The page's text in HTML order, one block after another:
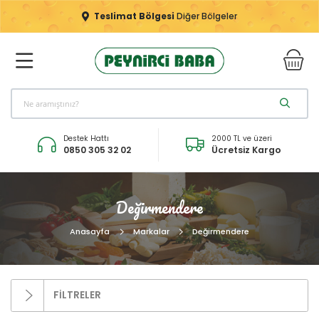
Teslimat Bölgesi Diğer Bölgeler
Destek Hattı
0850 305 32 02
2000 TL ve üzeri
Ücretsiz Kargo
Değirmendere
Anasayfa Markalar Değirmendere
FİLTRELER